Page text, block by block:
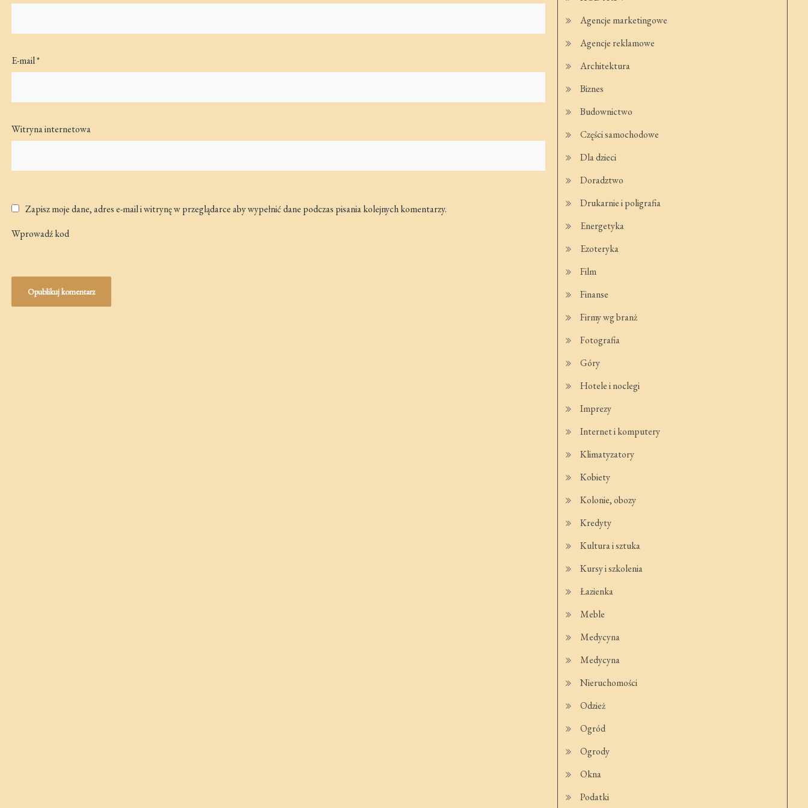
E-mail*
Witryna internetowa
Zapisz moje dane, adres e-mail i witrynę w przeglądarce aby wypełnić dane podczas pisania kolejnych komentarzy.
Wprowadź kod
Agencje marketingowe
Agencje reklamowe
Architektura
Biznes
Budownictwo
Części samochodowe
Dla dzieci
Doradztwo
Drukarnie i poligrafia
Energetyka
Ezoteryka
Film
Finanse
Firmy wg branż
Fotografia
Góry
Hotele i noclegi
Imprezy
Internet i komputery
Klimatyzatory
Kobiety
Kolonie, obozy
Kredyty
Kultura i sztuka
Kursy i szkolenia
Łazienka
Meble
Medycyna
Medycyna
Nieruchomości
Odzież
Ogród
Ogrody
Okna
Podatki